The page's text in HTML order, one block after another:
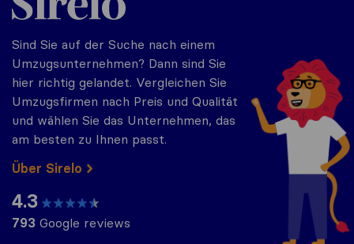
Sind Sie auf der Suche nach einem
Umzugsunternehmen? Dann sind Sie
hier richtig gelandet. Vergleichen Sie
Umzugsfirmen nach Preis und Qualität
und wählen Sie das Unternehmen, das
am besten zu Ihnen passt.
Über Sirelo
4.3
793 Google reviews